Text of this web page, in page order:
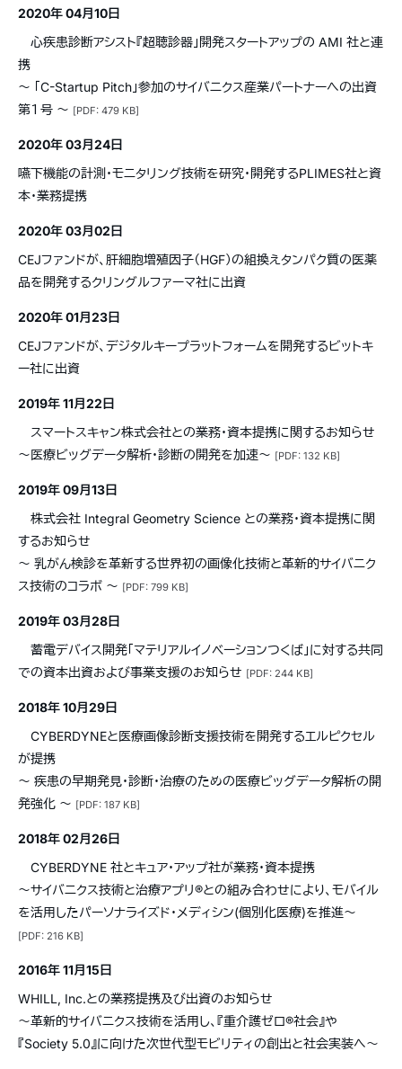
2020年 04月10日
心疾患診断アシスト『超聴診器」開発スタートアップの AMI 社と連
携
〜 「C-Startup Pitch」参加のサイバニクス産業パートナーへの出資
第１号 〜 [PDF: 479 KB]
2020年 03月24日
嚥下機能の計測・モニタリング技術を研究・開発するPLIMES社と資
本・業務提携
2020年 03月02日
CEJファンドが、肝細胞増殖因子（HGF）の組換えタンパク質の医薬
品を開発するクリングルファーマ社に出資
2020年 01月23日
CEJファンドが、デジタルキープラットフォームを開発するビットキ
ー社に出資
2019年 11月22日
スマートスキャン株式会社との業務・資本提携に関するお知らせ
〜医療ビッグデータ解析・診断の開発を加速〜 [PDF: 132 KB]
2019年 09月13日
株式会社 Integral Geometry Science との業務・資本提携に関
するお知らせ
〜 乳がん検診を革新する世界初の画像化技術と革新的サイバニク
ス技術のコラボ 〜 [PDF: 799 KB]
2019年 03月28日
蓄電デバイス開発「マテリアルイノベーションつくば」に対する共同
での資本出資および事業支援のお知らせ [PDF: 244 KB]
2018年 10月29日
CYBERDYNEと医療画像診断支援技術を開発するエルピクセル
が提携
〜 疾患の早期発見・診断・治療のための医療ビッグデータ解析の開
発強化 〜 [PDF: 187 KB]
2018年 02月26日
CYBERDYNE 社とキュア・アップ社が業務・資本提携
〜サイバニクス技術と治療アプリ®︎との組み合わせにより、モバイル
を活用したパーソナライズド・メディシン(個別化医療)を推進〜
[PDF: 216 KB]
2016年 11月15日
WHILL, Inc.との業務提携及び出資のお知らせ
～革新的サイバニクス技術を活用し、『重介護ゼロ®社会』や
『Society 5.0』に向けた次世代型モビリティの創出と社会実装へ～